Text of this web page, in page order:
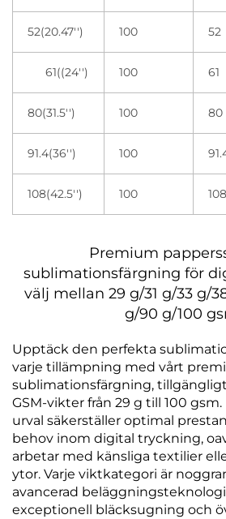
52(20.47'') 100 52
61((24'') 100 61
80(31.5'') 100 80
91.4(36'') 100
108(42.5'') 100 108
Premium
sublimationsfärgning för
välj mellan 29 g/31 g/33 g/
g/90 g/100
Upptäck den perfekta
varje tillämpning med vårt
sublimationsfärgning,
GSM-vikter från 29 g till 100
urval säkerställer optimal
behov inom digital tryckning,
arbetar med känsliga textilier
ytor. Varje viktkategori är
avancerad
exceptionell bläcksugning och